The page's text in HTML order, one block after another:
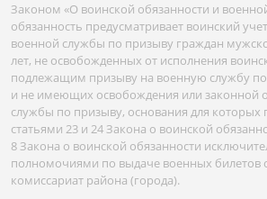
Законом «О воинской обязанности и
обязанность предусматривает воинский
военной службы по призыву граждан
лет, не освобожденных от исполнения
подлежащим призыву на военную службу
и не имеющих освобождения или законной
службы по призыву, основания для которых
статьями 23 и 24 Закона о воинской
8 Закона о воинской обязанности
полномочиями по выдаче военных билетов
комиссариат района (города).